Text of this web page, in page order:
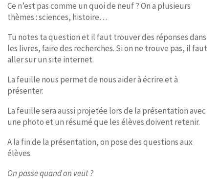
Ce n’est pas comme un quoi de neuf ? On a plusieurs
thèmes : sciences, histoire…
Tu notes ta question et il faut trouver des réponses dans
les livres, faire des recherches. Si on ne trouve pas, il faut
aller sur un site internet.
La feuille nous permet de nous aider à écrire et à
présenter.
La feuille sera aussi projetée lors de la présentation avec
une photo et un résumé que les élèves doivent retenir.
A la fin de la présentation, on pose des questions aux
élèves.
On passe quand on veut ?